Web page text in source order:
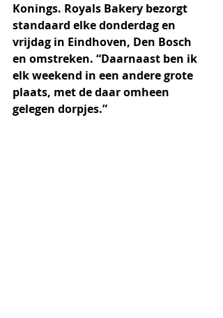
Konings. Royals Bakery bezorgt
standaard elke donderdag en
vrijdag in Eindhoven, Den Bosch
en omstreken. “Daarnaast ben ik
elk weekend in een andere grote
plaats, met de daar omheen
gelegen dorpjes.”